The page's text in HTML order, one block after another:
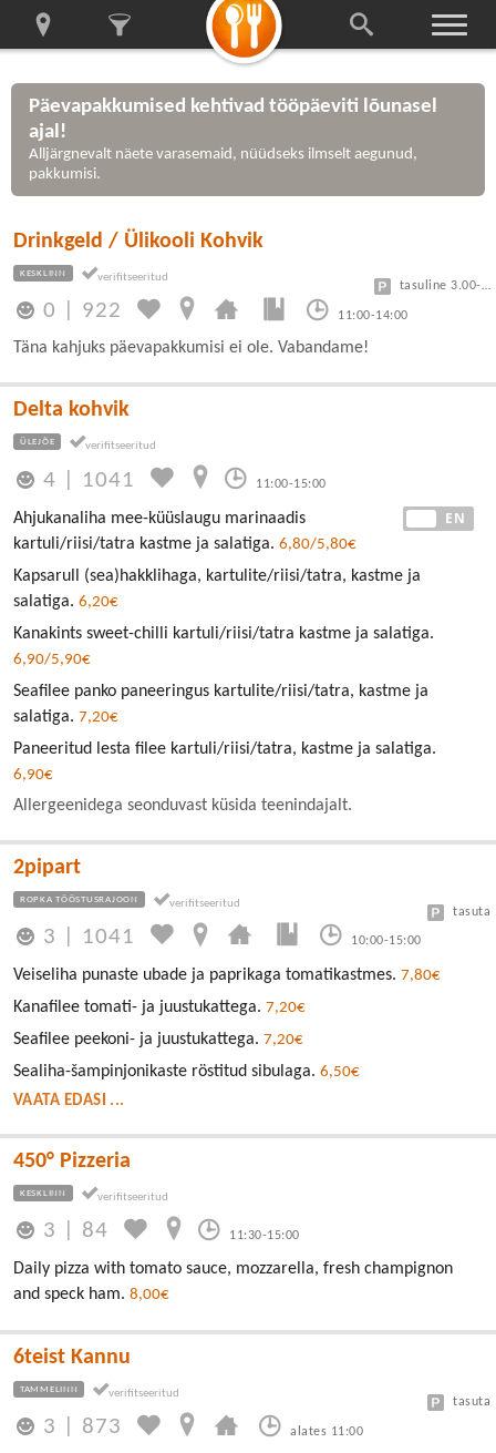
Päevapakkumised kehtivad tööpäeviti lõunasel
ajal!
Alljärgnevalt näete varasemaid, nüüdseks ilmselt aegunud,
pakkumisi.
Drinkgeld / Ülikooli Kohvik
KESKLINN
0 922 11:00-14:00
tasuline 3.00-7.50
Täna kahjuks päevapakkumisi ei ole. Vabandame!
Delta kohvik
ÜLEJÕE
4 1041 11:00-15:00
EN
Ahjukanaliha mee-küüslaugu marinaadis
kartuli/riisi/tatra kastme ja salatiga. 6,80/5,80€
Kapsarull (sea)hakklihaga, kartulite/riisi/tatra, kastme ja
salatiga. 6,20€
Kanakints sweet-chilli kartuli/riisi/tatra kastme ja salatiga.
6,90/5,90€
Seafilee panko paneeringus kartulite/riisi/tatra, kastme ja
salatiga. 7,20€
Paneeritud lesta filee kartuli/riisi/tatra, kastme ja salatiga.
6,90€
Allergeenidega seonduvast küsida teenindajalt.
2pipart
ROPKA TÖÖSTUSRAJOON
3 1041 10:00-15:00
tasuta
Veiseliha punaste ubade ja paprikaga tomatikastmes. 7,80€
Kanafilee tomati- ja juustukattega. 7,20€
Seafilee peekoni- ja juustukattega. 7,20€
Sealiha-šampinjonikaste röstitud sibulaga. 6,50€
VAATA EDASI ...
450° Pizzeria
KESKLINN
3 84 11:30-15:00
Daily pizza with tomato sauce, mozzarella, fresh champignon
and speck ham. 8,00€
6teist Kannu
TAMMELINN
3 873 alates 11:00
tasuta